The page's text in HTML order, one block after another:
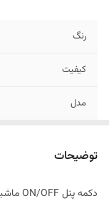
رنگ
کیفیت
مدل
توضیحات